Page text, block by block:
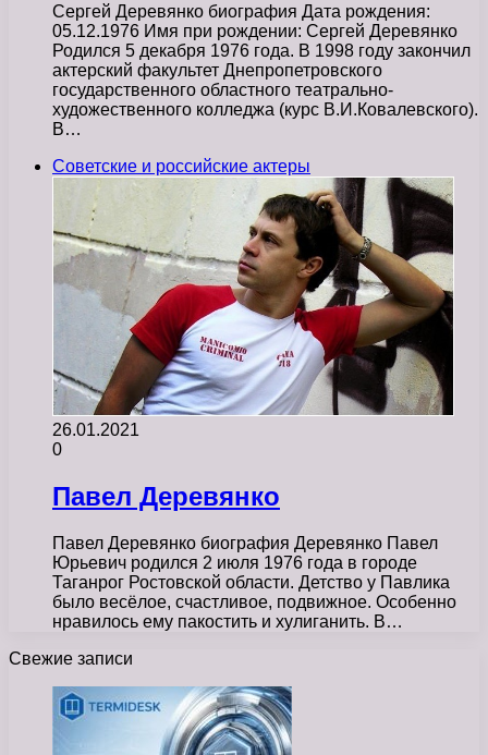
Сергей Деревянко биография Дата рождения:
05.12.1976 Имя при рождении: Сергей Деревянко
Родился 5 декабря 1976 года. В 1998 году закончил
актерский факультет Днепропетровского
государственного областного театрально-
художественного колледжа (курс В.И.Ковалевского).
В…
Советские и российские актеры
26.01.2021
0
Павел Деревянко
Павел Деревянко биография Деревянко Павел
Юрьевич родился 2 июля 1976 года в городе
Таганрог Ростовской области. Детство у Павлика
было весёлое, счастливое, подвижное. Особенно
нравилось ему пакостить и хулиганить. В…
Свежие записи